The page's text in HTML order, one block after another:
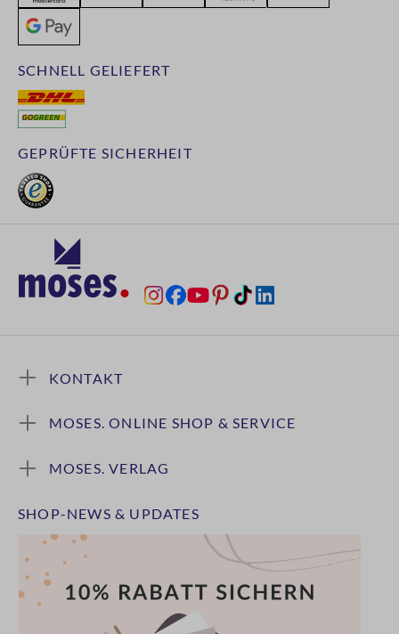
GEPRÜFTE SICHERHEIT
SCHNELL GELIEFERT
KONTAKT
MOSES. ONLINE SHOP & SERVICE
MOSES. VERLAG
SHOP-NEWS & UPDATES